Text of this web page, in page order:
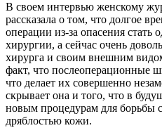
В своем интервью женскому
рассказала о том, что долгое
операции из-за опасения стать
хирургии, а сейчас очень
хирурга и своим внешним
факт, что послеоперационные
что делает их совершенно
скрывает она и того, что в
новым процедурам для борьбы
дряблостью кожи.